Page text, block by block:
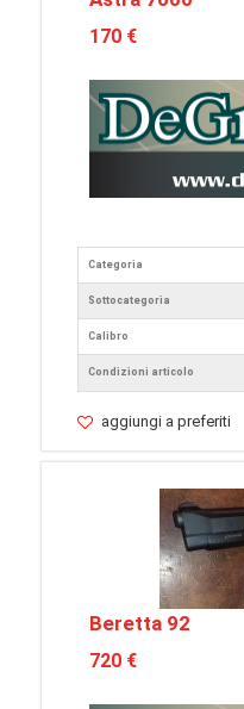
170 €
Categoria
Sottocategoria
Calibro
Condizioni articolo
aggiungi a preferiti
Beretta 92
720 €